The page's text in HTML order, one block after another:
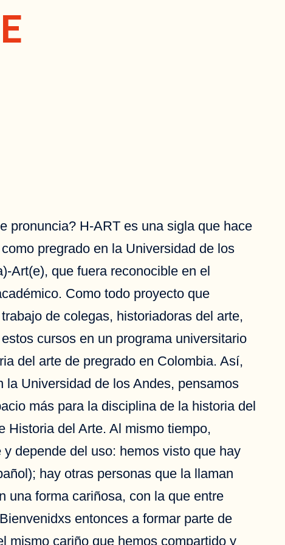
pronuncia? H-ART es una sigla que hace
pregrado en la Universidad de los
Art(e), que fuera reconocible en el
Como todo proyecto que
de colegas, historiadoras del arte,
cursos en un programa universitario
del arte de pregrado en Colombia. Así,
Universidad de los Andes, pensamos
más para la disciplina de la historia del
Historia del Arte. Al mismo tiempo,
depende del uso: hemos visto que hay
hay otras personas que la llaman
una forma cariñosa, con la que entre
entonces a formar parte de
mismo cariño que hemos compartido y